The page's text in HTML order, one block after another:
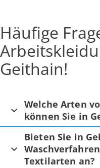
Häufige
Geithain!
Welche Arten
können Sie in
Bieten Sie in
Textilarten an?